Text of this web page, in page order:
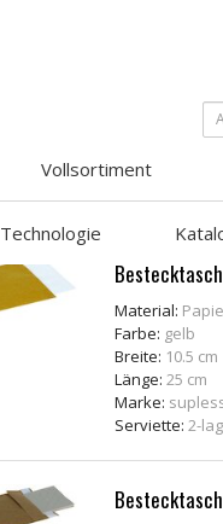
Vollsortiment
Technologie
Material:
Farbe: gelb
Breite: 10.5 cm
Länge: 25 cm
Marke:
Serviette: 2-